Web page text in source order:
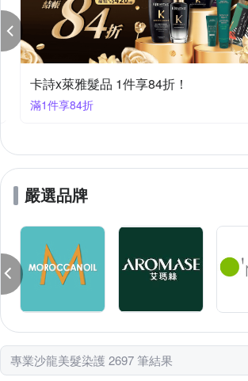
依商品外包裝標示為主
詳如產品外包裝所示
護髮劑 70ml 至2027/03；洗髮露 70ml 至2027/01
正確效期請以實際出貨商品標示為主。
卡詩x萊雅髮品 1件享84折！
滿1件享84折
嚴選品牌
專業沙龍美髮染護 2697 筆結果